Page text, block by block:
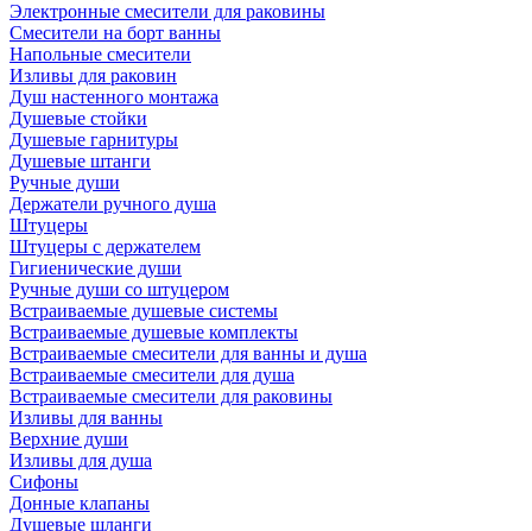
Электронные смесители для раковины
Смесители на борт ванны
Напольные смесители
Изливы для раковин
Душ настенного монтажа
Душевые стойки
Душевые гарнитуры
Душевые штанги
Ручные души
Держатели ручного душа
Штуцеры
Штуцеры с держателем
Гигиенические души
Ручные души со штуцером
Встраиваемые душевые системы
Встраиваемые душевые комплекты
Встраиваемые смесители для ванны и душа
Встраиваемые смесители для душа
Встраиваемые смесители для раковины
Изливы для ванны
Верхние души
Изливы для душа
Сифоны
Донные клапаны
Душевые шланги